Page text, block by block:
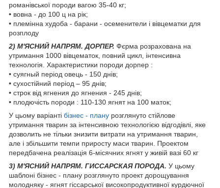
романівської породи вагою 35-40 кг;
• вовна - до 100 ц на рік;
• племінна худоба - барани - осеменители і вівцематки для
розплоду
2) М'ЯСНИЙ НАПРЯМ. ДОРПЕР. Фєрма розрахована на
утримання 1000 вівцематок, повний цикл, інтенсивна
технологія. Характеристики породи дорпер :
• суягный період овець - 150 днів;
• сухостійний період – 95 днів;
• строк від ягнения до ягнения - 245 днів;
• плодючість породи : 110-130 ягнят на 100 маток;
У цьому варіанті бізнес - плану розглянуто стійлове
утримання тварин за інтенсивною технологією відгодівлі, яке
дозволить не тільки знизити витрати на утримання тварин,
але і збільшити темпи приросту маси тварин. Проектом
передбачена реалізація 6-місячних ягнят у живій вазі 60 кг
3) М'ЯСНИЙ НАПРЯМ. ГИССАРСКАЯ ПОРОДА. У цьому
шаблоні бізнес - плану розглянуто проект дорощування
молодняку - ягнят гіссарської високопродуктивної курдючної